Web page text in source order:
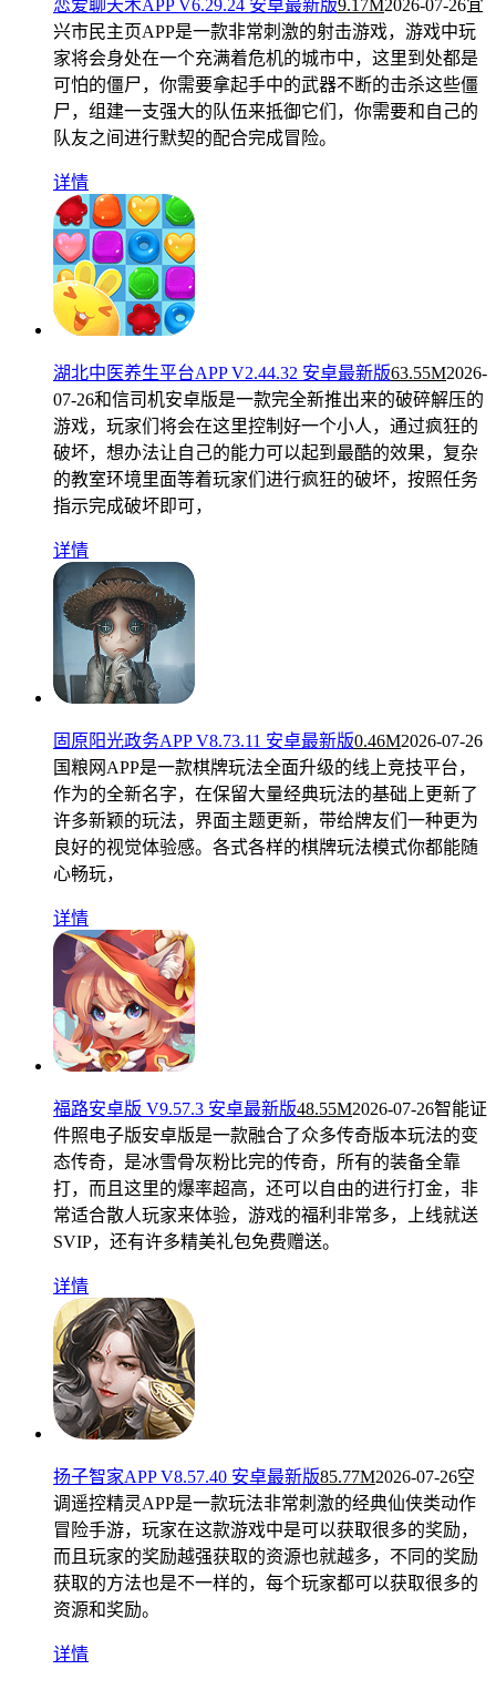
恋爱聊天术APP V6.29.24 安卓最新版9.17M 2026-07-26宜
兴市民主页APP是一款非常刺激的射击游戏，游戏中玩
家将会身处在一个充满着危机的城市中，这里到处都是
可怕的僵尸，你需要拿起手中的武器不断的击杀这些僵
尸，组建一支强大的队伍来抵御它们，你需要和自己的
队友之间进行默契的配合完成冒险。
详情
湖北中医养生平台APP V2.44.32 安卓最新版63.55M2026-
07-26和信司机安卓版是一款完全新推出来的破碎解压的
游戏，玩家们将会在这里控制好一个小人，通过疯狂的
破坏，想办法让自己的能力可以起到最酷的效果，复杂
的教室环境里面等着玩家们进行疯狂的破坏，按照任务
指示完成破坏即可，
详情
固原阳光政务APP V8.73.11 安卓最新版0.46M2026-07-26
国粮网APP是一款棋牌玩法全面升级的线上竞技平台，
作为的全新名字，在保留大量经典玩法的基础上更新了
许多新颖的玩法，界面主题更新，带给牌友们一种更为
良好的视觉体验感。各式各样的棋牌玩法模式你都能随
心畅玩，
详情
福路安卓版 V9.57.3 安卓最新版48.55M2026-07-26智能证
件照电子版安卓版是一款融合了众多传奇版本玩法的变
态传奇，是冰雪骨灰粉比完的传奇，所有的装备全靠
打，而且这里的爆率超高，还可以自由的进行打金，非
常适合散人玩家来体验，游戏的福利非常多，上线就送
SVIP，还有许多精美礼包免费赠送。
详情
扬子智家APP V8.57.40 安卓最新版85.77M2026-07-26空
调遥控精灵APP是一款玩法非常刺激的经典仙侠类动作
冒险手游，玩家在这款游戏中是可以获取很多的奖励，
而且玩家的奖励越强获取的资源也就越多，不同的奖励
获取的方法也是不一样的，每个玩家都可以获取很多的
资源和奖励。
详情